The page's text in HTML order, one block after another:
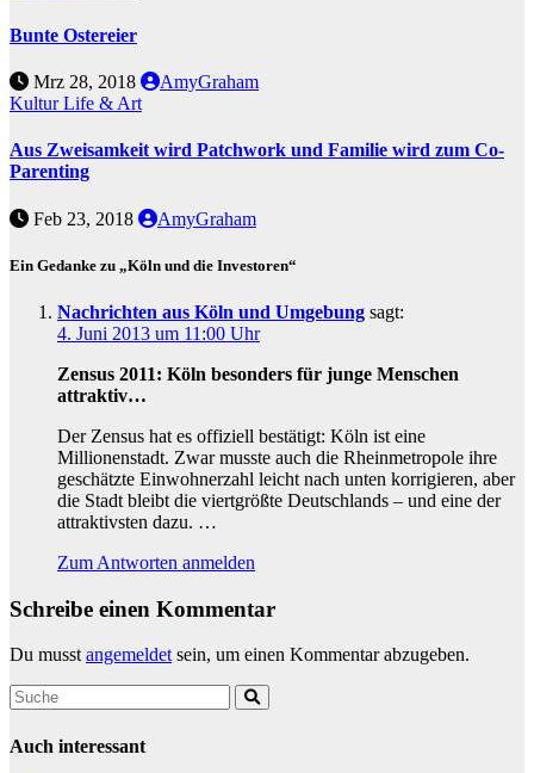
Bunte Ostereier
Mrz 28, 2018
AmyGraham
KulturLife & Art
Aus Zweisamkeit wird Patchwork und Familie wird zum Co-
Parenting
Feb 23, 2018 AmyGraham
Ein Gedanke zu „Köln und die Investoren“
Nachrichten aus Köln und Umgebung sagt:
4. Juni 2013 um 11:00 Uhr
Zensus 2011: Köln besonders für junge Menschen
attraktiv…
Der Zensus hat es offiziell bestätigt: Köln ist eine
Millionenstadt. Zwar musste auch die Rheinmetropole ihre
geschätzte Einwohnerzahl leicht nach unten korrigieren, aber
die Stadt bleibt die viertgrößte Deutschlands – und eine der
attraktivsten dazu. …
Zum Antworten anmelden
Schreibe einen Kommentar
Du musstangemeldetsein, um einen Kommentar abzugeben.
Auch interessant